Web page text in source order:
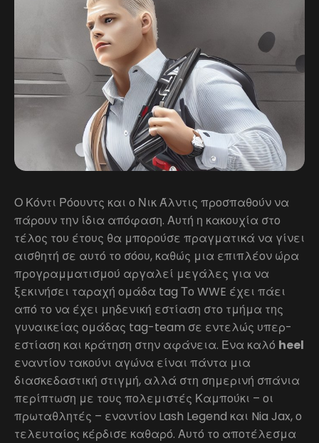
Ο Κόντι Ρόουντς και ο Νικ Άλντις προσπαθούν να
πάρουν την ίδια απόφαση. Αυτή η κακουχία στο
τέλος του έτους θα μπορούσε πραγματικά να γίνει
αισθητή σε αυτό το σόου, καθώς μια επιπλέον ώρα
προγραμματισμού αργαλεί μεγάλες για να
ξεκινήσει ταραχή ομάδα tag Το WWE έχει πάει
από το να έχει μηδενική εστίαση στο τμήμα της
γυναικείας ομάδας tag-team σε εντελώς υπερ-
εστίαση και κράτηση στην αφάνεια. Ένα καλό heel
εναντίον τακούνι αγώνα είναι πάντα μια
διασκεδαστική στιγμή, αλλά στη σημερινή σπάνια
περίπτωση με τους πολεμιστές Καμπούκι – οι
πρωταθλητές – εναντίον Lash Legend και Nia Jax, ο
τελευταίος κέρδισε καθαρό. Αυτό το αποτέλεσμα